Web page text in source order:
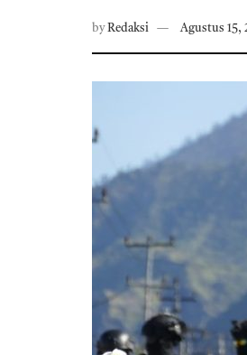
by Redaksi Agustus 15,